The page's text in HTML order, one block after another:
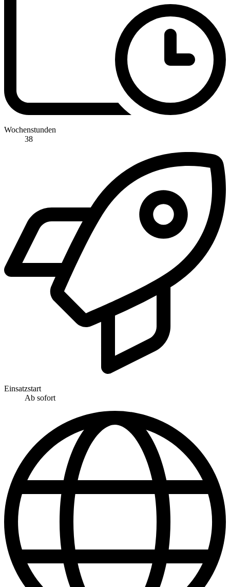
Wochenstunden
38
Einsatzstart
Ab sofort